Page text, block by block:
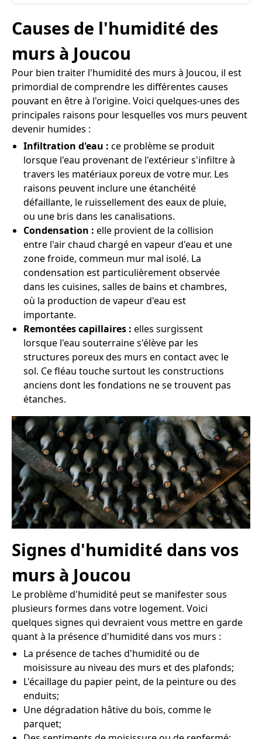
Causes de l'humidité des
murs à Joucou
Pour bien traiter l'humidité des murs à Joucou, il est
primordial de comprendre les différentes causes
pouvant en être à l'origine. Voici quelques-unes des
principales raisons pour lesquelles vos murs peuvent
devenir humides :
Infiltration d'eau : ce problème se produit
lorsque l'eau provenant de l'extérieur s'infiltre à
travers les matériaux poreux de votre mur. Les
raisons peuvent inclure une étanchéité
défaillante, le ruissellement des eaux de pluie,
ou une bris dans les canalisations.
Condensation : elle provient de la collision
entre l'air chaud chargé en vapeur d'eau et une
zone froide, commeun mur mal isolé. La
condensation est particulièrement observée
dans les cuisines, salles de bains et chambres,
où la production de vapeur d'eau est
importante.
Remontées capillaires : elles surgissent
lorsque l'eau souterraine s'élève par les
structures poreux des murs en contact avec le
sol. Ce fléau touche surtout les constructions
anciens dont les fondations ne se trouvent pas
étanches.
Signes d'humidité dans vos
murs à Joucou
Le problème d'humidité peut se manifester sous
plusieurs formes dans votre logement. Voici
quelques signes qui devraient vous mettre en garde
quant à la présence d'humidité dans vos murs :
La présence de taches d'humidité ou de
moisissure au niveau des murs et des plafonds;
L'écaillage du papier peint, de la peinture ou des
enduits;
Une dégradation hâtive du bois, comme le
parquet;